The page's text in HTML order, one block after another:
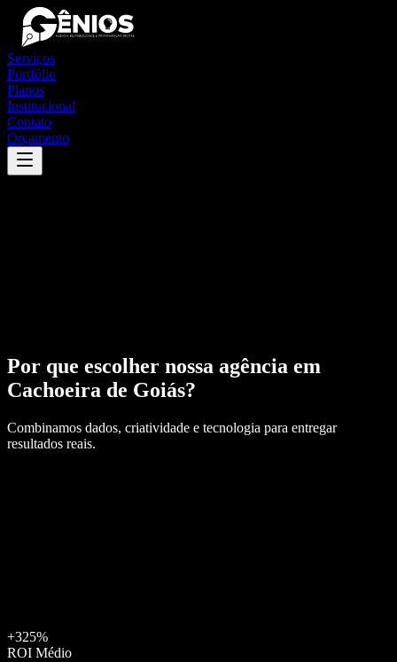
Serviços
Portfólio
Planos
Institucional
Contato
Orçamento
Por que escolher nossa agência em
Cachoeira de Goiás?
Combinamos dados, criatividade e tecnologia para entregar
resultados reais.
+325%
ROI Médio